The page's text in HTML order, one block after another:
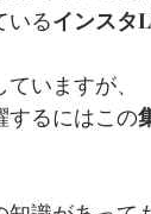
いるインスタ
いますが、
するにはこの